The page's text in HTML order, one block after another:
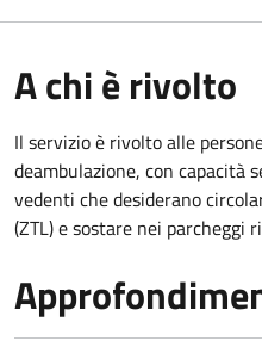
A chi è rivolto
Il servizio è rivolto alle
deambulazione, con capacità
vedenti che desiderano
(ZTL) e sostare nei parcheggi